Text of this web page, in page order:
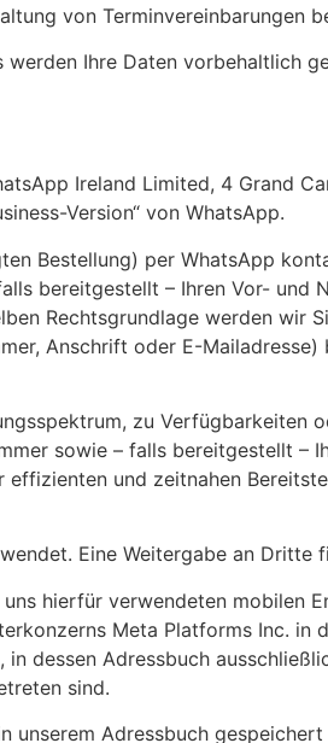
von Terminvereinbarungen
Ihre Daten vorbehaltlich
Ireland Limited, 4 Grand
Version“ von WhatsApp.
Bestellung) per WhatsApp
bereitgestellt – Ihren Vor- und
Rechtsgrundlage werden wir
Anschrift oder E-
zu Verfügbarkeiten
sowie – falls bereitgestellt –
und zeitnahen
Eine Weitergabe an Dritte
hierfür verwendeten mobilen
Meta Platforms Inc. in
dessen Adressbuch
sind.
unserem Adressbuch